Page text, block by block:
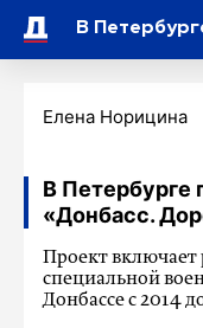
Елена Норицина
В Петербурге
«Донбасс.
Проект включает
специальной
Донбассе с 2014